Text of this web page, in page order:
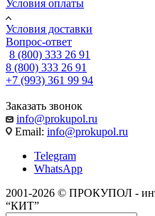
Условия оплаты
Условия доставки
Вопрос-ответ
8 (800) 333 26 91
8 (800) 333 26 91
+7 (993) 361 99 94
Заказать звонок
info@prokupol.ru
Email: info@prokupol.ru
Telegram
WhatsApp
2001-2026 © ПРОКУПОЛ -
“КИТ”